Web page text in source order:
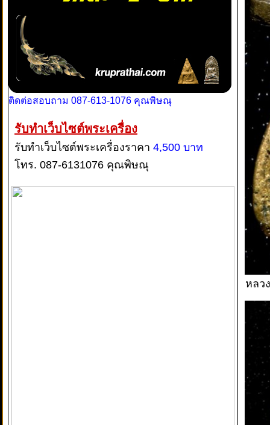
ติดต่อสอบถาม 087-613-1076 คุณพิษณุ
รับทำเว็บไซต์พระเครื่อง
รับทำเว็บไซต์พระเครื่องราคา 4,500 บาท
โทร. 087-6131076 คุณพิษณุ
หลว